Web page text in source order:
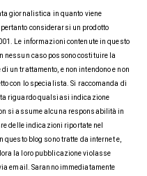
giornalistica in quanto viene
considerarsi un prodotto
Le informazioni contenute in questo
nessun caso possono costituire la
un trattamento, e non intendono e non
con lo specialista. Si raccomanda di
riguardo qualsiasi indicazione
si assume alcuna responsabilità in
delle indicazioni riportate nel
blog sono tratte da internet e,
la loro pubblicazione violasse
email. Saranno immediatamente